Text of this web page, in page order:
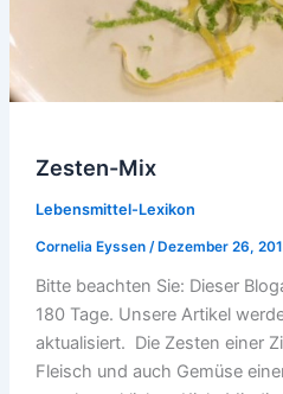
Zesten-Mix
Lebensmittel-Lexikon
Cornelia Eyssen /Dezember 26,
Bitte beachten Sie: Dieser
180 Tage. Unsere Artikel
aktualisiert. Die Zesten einer
Fleisch und auch Gemüse